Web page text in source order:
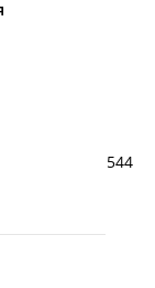
544